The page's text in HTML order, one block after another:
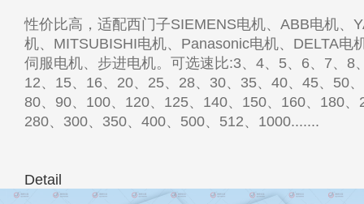
性价比高，适配西门子SIEMENS电机、ABB电机、
机、MITSUBISHI电机、Panasonic电机、DELTA电
伺服电机、步进电机。可选速比:3、4、5、6、7、8
12、15、16、20、25、28、30、35、40、45、50
80、90、100、120、125、140、150、160、180、
280、300、350、400、500、512、1000.......
Detail